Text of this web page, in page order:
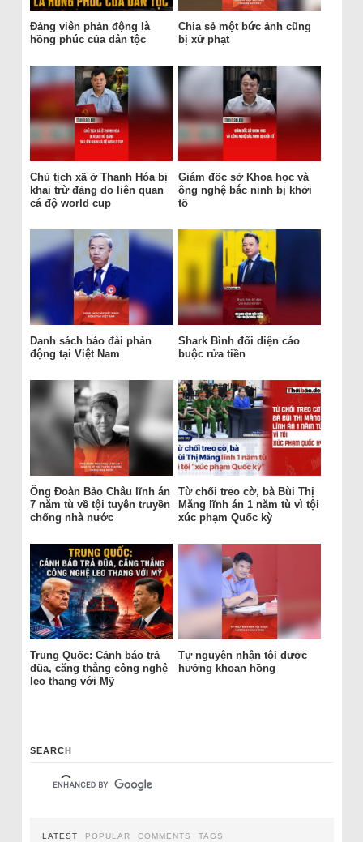
Đảng viên phản động là
hồng phúc của dân tộc
Chia sẻ một bức ảnh cũng
bị xử phạt
Chủ tịch xã ở Thanh Hóa bị
khai trừ đảng do liên quan
cá độ world cup
Giám đốc sở Khoa học và
ông nghệ bắc ninh bị khởi
tố
Danh sách báo đài phản
động tại Việt Nam
Shark Bình đối diện cáo
buộc rửa tiền
Ông Đoàn Bảo Châu lĩnh án
7 năm tù về tội tuyên truyền
chống nhà nước
Từ chối treo cờ, bà Bùi Thị
Măng lĩnh án 1 năm tù vì tội
xúc phạm Quốc kỳ
Trung Quốc: Cảnh báo trả
đũa, căng thẳng công nghệ
leo thang với Mỹ
Tự nguyện nhận tội được
hưởng khoan hồng
SEARCH
LATEST POPULAR COMMENTS TAGS